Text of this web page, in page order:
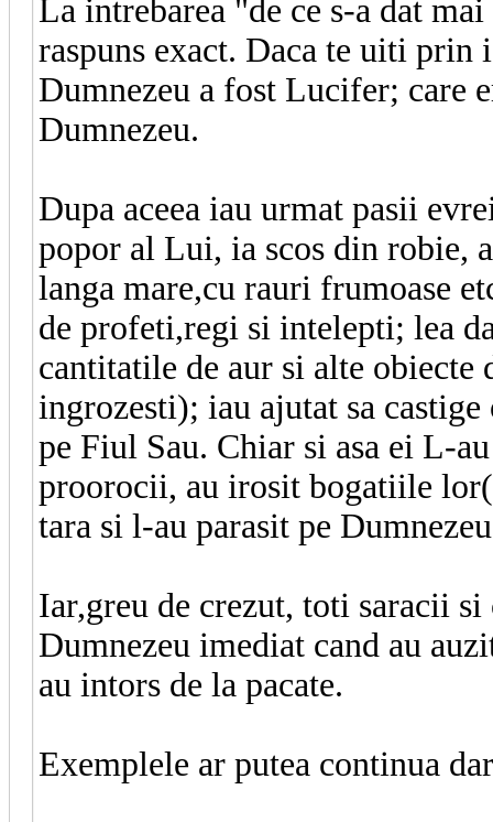
La intrebarea "de ce s-a dat
raspuns exact. Daca te uiti
Dumnezeu a fost Lucifer; care
Dumnezeu.
Dupa aceea iau urmat pasii
popor al Lui, ia scos din robie,
langa mare,cu rauri frumoase
de profeti,regi si intelepti; lea
cantitatile de aur si alte obiecte
ingrozesti); iau ajutat sa
pe Fiul Sau. Chiar si asa ei L-
proorocii, au irosit bogatiile
tara si l-au parasit pe
Iar,greu de crezut, toti saracii
Dumnezeu imediat cand au
au intors de la pacate.
Exemplele ar putea continua